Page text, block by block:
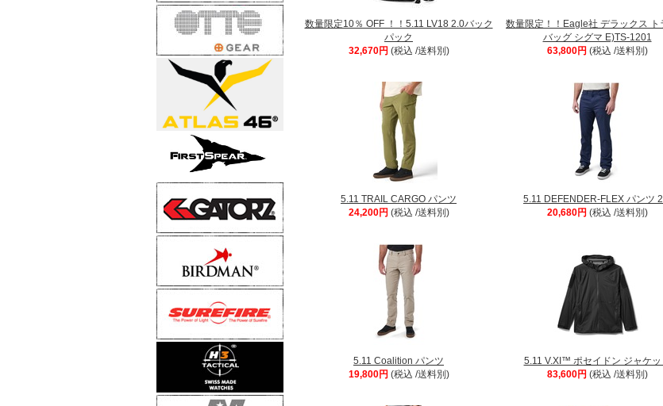
数量限定10％ OFF ！！5.11 LV18 2.0バック
パック
32,670円 (税込 /送料別)
数量限定！！Eagle社 デラックス ト
バッグ シグマ E)TS-1201
63,800円 (税込 /送料別)
5.11 TRAIL CARGO パンツ
24,200円 (税込 /送料別)
5.11 DEFENDER-FLEX パンツ
20,680円 (税込 /送料別)
5.11 Coalition パンツ
19,800円 (税込 /送料別)
5.11 V.XI™ ポセイドン ジャケッ
83,600円 (税込 /送料別)